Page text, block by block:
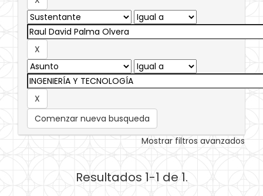
Comenzar nueva busqueda
Mostrar filtros avanzados
Resultados 1-1 de 1.